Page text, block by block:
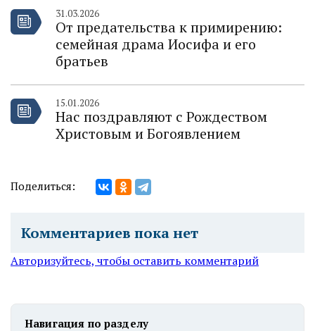
31.03.2026
От предательства к примирению:
семейная драма Иосифа и его
братьев
15.01.2026
Нас поздравляют с Рождеством
Христовым и Богоявлением
Поделиться:
Комментариев пока нет
Авторизуйтесь, чтобы оставить комментарий
Навигация по разделу